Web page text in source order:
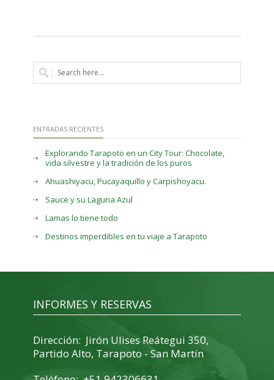
ENTRADAS RECIENTES
Explorando Tarapoto en un City Tour: Chocolate,
vida silvestre y la tradición de los puros
Ahuashiyacu, Pucayaquillo y Carpishoyacu.
Sauce y su Laguna Azul
Lamas lo tiene todo
Destinos imperdibles en tu viaje a Tarapoto
INFORMES Y RESERVAS
Dirección: Jirón Ulises Reátegui 350,
Partido Alto, Tarapoto - San Martín